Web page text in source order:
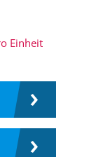
Einheit